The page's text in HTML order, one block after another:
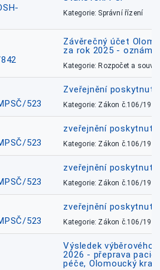
Kategorie: Správní řízení
Závěrečný účet
za rok 2025 -
Kategorie: Rozpočet a
523
Zveřejnění
Kategorie: Zákon č.106/1999
523
zveřejnění
Kategorie: Zákon č.106/1999
523
zveřejnění
Kategorie: Zákon č.106/1999
523
zveřejnění
Kategorie: Zákon č.106/1999
Výsledek výběrového
2026 - přeprava
péče, Olomoucký kraj